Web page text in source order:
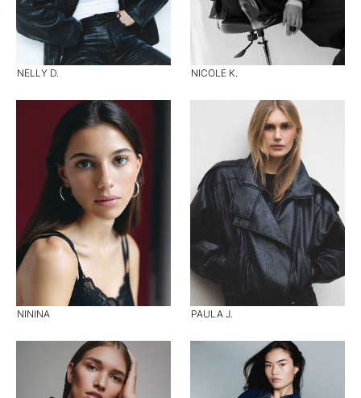
NELLY D. NICOLE K.
NININA PAULA J.